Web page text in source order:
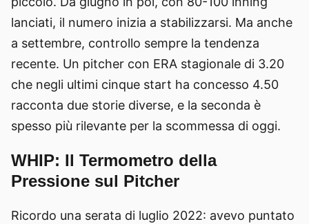
lanciati, il numero inizia a stabilizzarsi. Ma anche
a settembre, controllo sempre la tendenza
recente. Un pitcher con ERA stagionale di 3.20
che negli ultimi cinque start ha concesso 4.50
racconta due storie diverse, e la seconda è
spesso più rilevante per la scommessa di oggi.
WHIP: Il Termometro della
Pressione sul Pitcher
Ricordo una serata di luglio 2022: avevo puntato